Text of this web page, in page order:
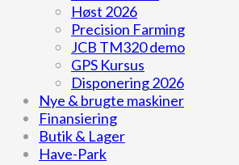
Høst 2026
Precision Farming
JCB TM320 demo
GPS Kursus
Disponering 2026
Nye & brugte maskiner
Finansiering
Butik & Lager
Have-Park